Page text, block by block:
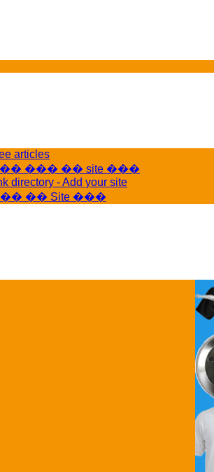
articles
��� ��� �� site ���
directory - Add your site
�� Site ���